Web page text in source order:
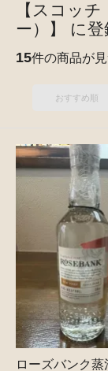
【スコッ
ー）】 に
15件の商品が
おすすめ順
ローズバンク